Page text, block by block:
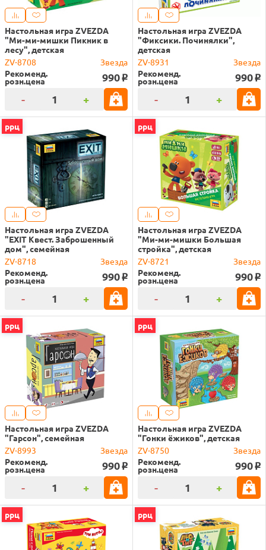
Настольная игра ZVEZDA
"Ми-ми-мишки Пикник в
лесу", детская
ZV-8708
Звезда
Рекоменд.
розн.цена 990 o
- +
Настольная игра ZVEZDA
"Фиксики. Починялки",
детская
ZV-8931
Звезда
Рекоменд.
розн.цена 990 o
- +
ррц
Настольная игра ZVEZDA
"EXIT Квест. Заброшенный
дом", семейная
ZV-8718
Звезда
Рекоменд.
розн.цена 990 o
- +
ррц
Настольная игра ZVEZDA
"Ми-ми-мишки Большая
стройка", детская
ZV-8721
Звезда
Рекоменд.
розн.цена 990 o
- +
ррц
Настольная игра ZVEZDA
"Гарсон", семейная
ZV-8993
Звезда
Рекоменд.
розн.цена 990 o
- +
ррц
Настольная игра ZVEZDA
"Гонки ёжиков", детская
ZV-8750
Звезда
Рекоменд.
розн.цена 990 o
- +
ррц ррц